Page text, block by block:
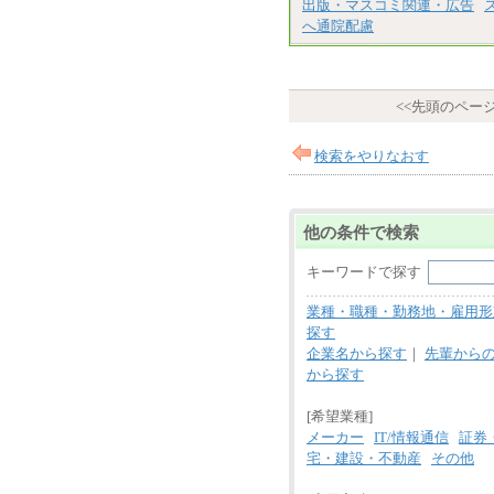
出版・マスコミ関連・広告
へ通院配慮
<<先頭のペー
検索をやりなおす
他の条件で検索
キーワードで探す
業種・職種・勤務地・雇用
探す
企業名から探す ｜ 先輩から
から探す
[希望業種]
メーカー
IT/情報通信 証券
宅・建設・不動産
その他